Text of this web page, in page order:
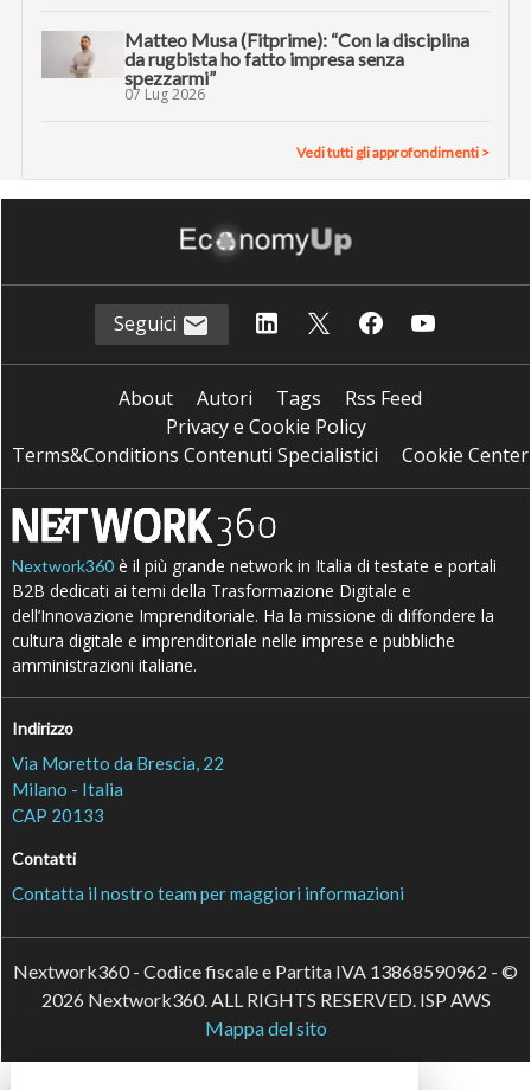
Matteo Musa (Fitprime): “Con la disciplina
da rugbista ho fatto impresa senza
spezzarmi”
07 Lug 2026
Vedi tutti gli approfondimenti >
Seguici
About Autori Tags
Rss Feed
Privacy e Cookie Policy
Terms&Conditions Contenuti Specialistici
Cookie Center
Nextwork360 è il più grande network in Italia di testate e portali
B2B dedicati ai temi della Trasformazione Digitale e
dell’Innovazione Imprenditoriale. Ha la missione di diffondere la
cultura digitale e imprenditoriale nelle imprese e pubbliche
amministrazioni italiane.
Indirizzo
Via Moretto da Brescia, 22
Milano - Italia
CAP 20133
Contatti
Contatta il nostro team per maggiori informazioni
Nextwork360 - Codice fiscale e Partita IVA 13868590962 - ©
2026 Nextwork360. ALL RIGHTS RESERVED. ISP AWS
Mappa del sito